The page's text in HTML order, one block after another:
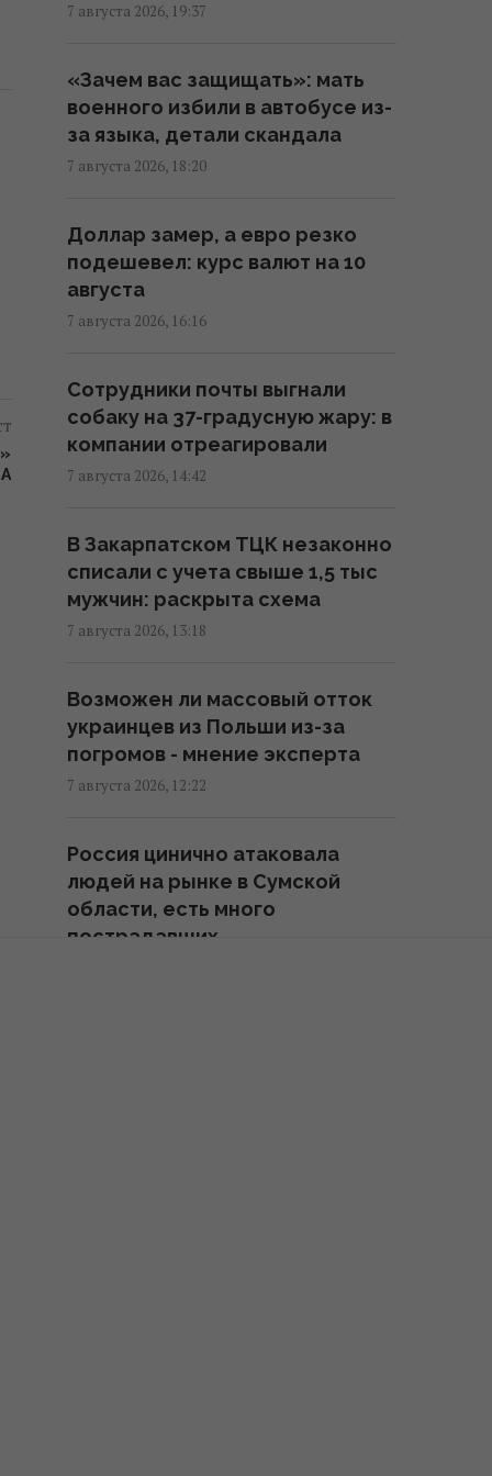
(видео)
Зеленский впервые поедет с
официальным визитом в
Сербию: названа дата
Россия ударила по
футбольному стадиону
"Черноморец" в Одессе (фото,
16:37 пятница, 07 августа 2026
Дроны уже полдня атакуют
Крым: ГУР провел "морской
16:31 пятница, 07 августа 2026
"Будет волна банкротства":
разгром складов Wildberries
16:22 пятница, 07 августа 2026
В уголовном деле рынка
"Столичный" материалами
16:06 пятница, 07 августа 2026
В июне – 30 бомб, в июле –
7 августа 2026, 19:37
«Зачем вас защищать»: мать
военного избили в автобусе из-
за языка, детали скандала
7 августа 2026, 18:20
Доллар замер, а евро резко
подешевел: курс валют на 10
августа
7 августа 2026, 16:16
Сотрудники почты выгнали
собаку на 37-градусную жару: в
компании отреагировали
7 августа 2026, 14:42
В Закарпатском ТЦК незаконно
списали с учета свыше 1,5 тыс
мужчин: раскрыта схема
7 августа 2026, 13:18
Возможен ли массовый отток
украинцев из Польши из-за
погромов - мнение эксперта
7 августа 2026, 12:22
Россия цинично атаковала
людей на рынке в Сумской
области, есть много
пострадавших